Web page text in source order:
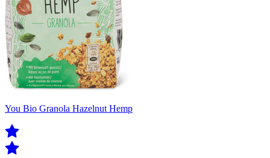
You Bio Granola Hazelnut Hemp